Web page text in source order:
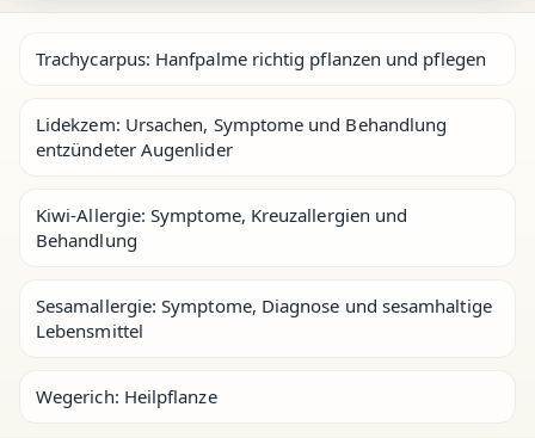
Trachycarpus: Hanfpalme richtig pflanzen und pflegen
Lidekzem: Ursachen, Symptome und Behandlung
entzündeter Augenlider
Kiwi-Allergie: Symptome, Kreuzallergien und
Behandlung
Sesamallergie: Symptome, Diagnose und sesamhaltige
Lebensmittel
Wegerich: Heilpflanze